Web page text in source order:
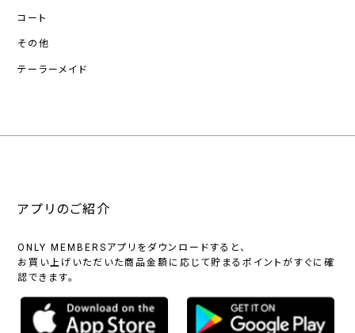
コート
その他
テーラーメイド
アプリのご紹介
ONLY MEMBERSアプリをダウンロードすると、
お買い上げいただいた商品金額に応じて貯まるポイントがすぐに確
認できます。